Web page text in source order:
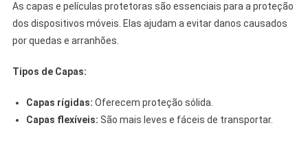
As capas e películas protetoras são essenciais para a proteção
dos dispositivos móveis. Elas ajudam a evitar danos causados
por quedas e arranhões.
Tipos de Capas:
Capas rígidas: Oferecem proteção sólida.
Capas flexíveis: São mais leves e fáceis de transportar.